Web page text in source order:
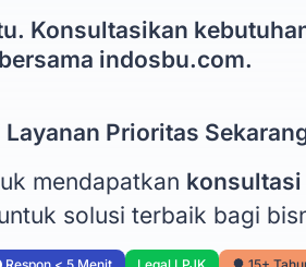
Konsultasikan
bersama indosbu.com.
Prioritas
mendapatkan konsultasi
solusi terbaik bagi